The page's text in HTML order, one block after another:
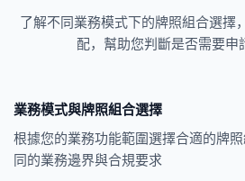
了解不同業務模式下的牌照組合選擇
配，幫助您判斷是否需要申
業務模式與牌照組合選擇
根據您的業務功能範圍選擇合適的牌
同的業務邊界與合規要求